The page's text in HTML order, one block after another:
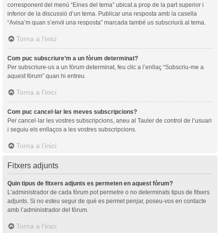
corresponent del menú “Eines del tema” ubicat a prop de la part superior i
inferior de la discussió d’un tema. Publicar una resposta amb la casella
“Avisa’m quan s’envïi una resposta” marcada també us subscriurà al tema.
Torna a l’inici
Com puc subscriure’m a un fòrum determinat?
Per subscriure-us a un fòrum determinat, feu clic a l’enllaç “Subscriu-me a
aquest fòrum” quan hi entreu.
Torna a l’inici
Com puc cancel·lar les meves subscripcions?
Per cancel·lar les vostres subscripcions, aneu al Tauler de control de l’usuari
i seguiu els enllaços a les vostres subscripcions.
Torna a l’inici
Fitxers adjunts
Quin tipus de fitxers adjunts es permeten en aquest fòrum?
L’administrador de cada fòrum pot permetre o no determinats tipus de fitxers
adjunts. Si no esteu segur de què es permet penjar, poseu-vos en contacte
amb l’administrador del fòrum.
Torna a l’inici